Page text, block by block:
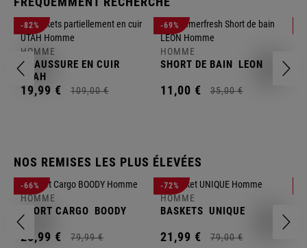
-82%
HOMME
CHAUSSURE EN CUIR
UTAH
19,99 € 109,00 €
-69%
HOMME
SHORT DE BAIN LEON
11,00 € 35,00 €
NOS REMISES LES PLUS ÉLEVÉES
-66%
HOMME
SHORT CARGO BOODY
26,99 € 79,99 €
-72%
HOMME
BASKETS UNIQUE
21,99 € 79,00 €